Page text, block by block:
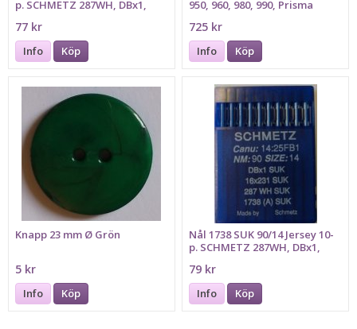
p. SCHMETZ 287WH, DBx1,
grovlek 90
77 kr
Info Köp
950, 960, 980, 990, Prisma
725 kr
Info Köp
Knapp 23 mm Ø Grön
5 kr
Info Köp
Nål 1738 SUK 90/14 Jersey 10-
p. SCHMETZ 287WH, DBx1,
79 kr
Info Köp